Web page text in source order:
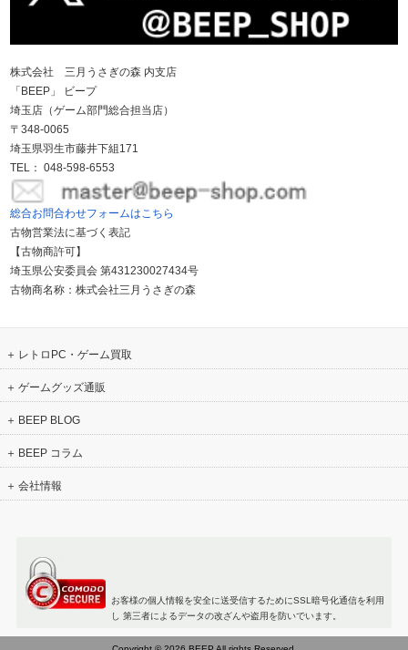
株式会社 三月うさぎの森 内支店
「BEEP」 ビープ
埼玉店（ゲーム部門総合担当店）
〒348-0065
埼玉県羽生市藤井下組171
TEL： 048-598-6553
総合お問合わせフォームはこちら
古物営業法に基づく表記
【古物商許可】
埼玉県公安委員会 第431230027434号
古物商名称：株式会社三月うさぎの森
レトロPC・ゲーム買取
ゲームグッズ通販
BEEP BLOG
BEEP コラム
会社情報
お客様の個人情報を安全に送受信するためにSSL暗号化通信を利用
し 第三者によるデータの改ざんや盗用を防いでいます。